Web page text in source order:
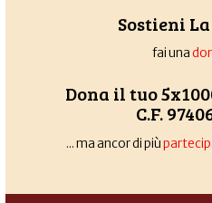
Sostieni
fai una
Dona il tuo
C.F.
... ma ancor di più